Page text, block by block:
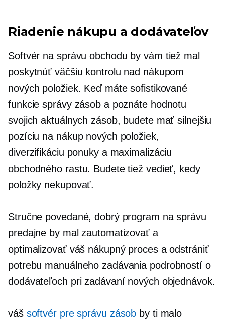
Riadenie nákupu a dodávateľov
Softvér na správu obchodu by vám tiež mal
poskytnúť väčšiu kontrolu nad nákupom
nových položiek. Keď máte sofistikované
funkcie správy zásob a poznáte hodnotu
svojich aktuálnych zásob, budete mať silnejšiu
pozíciu na nákup nových položiek,
diverzifikáciu ponuky a maximalizáciu
obchodného rastu. Budete tiež vedieť, kedy
položky nekupovať.
Stručne povedané, dobrý program na správu
predajne by mal zautomatizovať a
optimalizovať váš nákupný proces a odstrániť
potrebu manuálneho zadávania podrobností o
dodávateľoch pri zadávaní nových objednávok.
váš softvér pre správu zásob by ti malo